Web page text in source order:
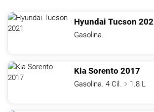
Hyundai Tucson
Gasolina.
Kia Sorento 2017
Gasolina. 4 Cil.
1.8 L